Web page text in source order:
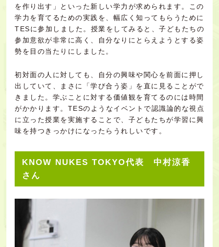
を作り出す」といった新しい学力が求められます。この
学力を育てるための実践を、幅広く知ってもらうために
TESに参加しました。授業をしてみると、子どもたちの
参加意欲が非常に高く、自分なりにとらえようとする姿
勢を目の当たりにしました。
初対面の人に対しても、自分の興味や関心を前面に押し
出していて、まさに「学び合う姿」を直に見ることがで
きました。学ぶことに対する価値観を育てるのには時間
がかかります。TESのようなイベントで認識論的な視点
に立った授業を実施することで、子どもたちが学習に興
味を持つきっかけになったらうれしいです。
KNOW NUKES TOKYO代表 中村涼香
さん